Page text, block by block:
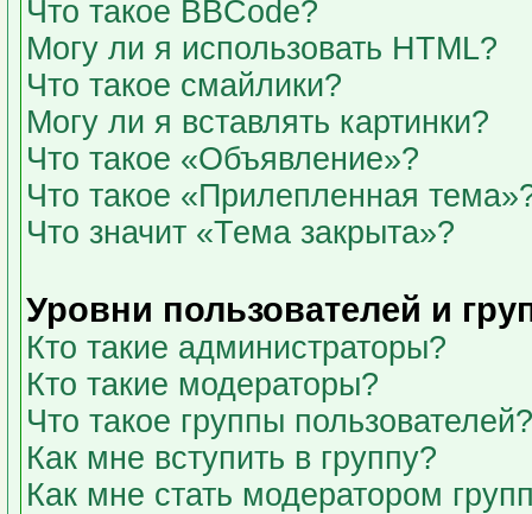
Что такое BBCode?
Могу ли я использовать HTML?
Что такое смайлики?
Могу ли я вставлять картинки?
Что такое «Объявление»?
Что такое «Прилепленная
Что значит «Тема закрыта»?
Уровни пользователей и
Кто такие администраторы?
Кто такие модераторы?
Что такое группы пользователей?
Как мне вступить в группу?
Как мне стать модератором